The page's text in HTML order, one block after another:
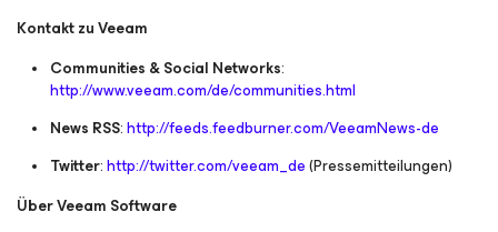
Kontakt zu Veeam
Communities & Social Networks:
http://www.veeam.com/de/communities.html
News RSS:http://feeds.feedburner.com/VeeamNews-de
Twitter:http://twitter.com/veeam_de(Pressemitteilungen)
Über Veeam Software